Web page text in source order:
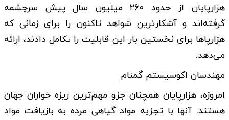
هزارپایان از حدود ۲۶۰ میلیون سال پیش سرچشمه
گرفته‌اند و آشکارترین شواهد تاکنون را برای زمانی که
هزارپاها برای نخستین بار این قابلیت را تکامل دادند، ارائه
می‌دهد.
مهندسان اکوسیستم گمنام
امروزه، هزارپایان همچنان جزو مهم‌ترین ریزه خواران جهان
هستند. آنها با تجزیه مواد گیاهی مرده به بازیافت مواد